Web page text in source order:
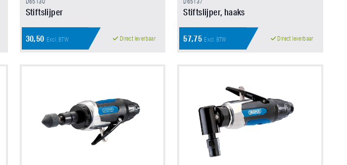
Stiftslijper
30,50 Excl. BTW Direct leverbaar
Stiftslijper, haaks
57,75 Excl. BTW Direct leverbaar